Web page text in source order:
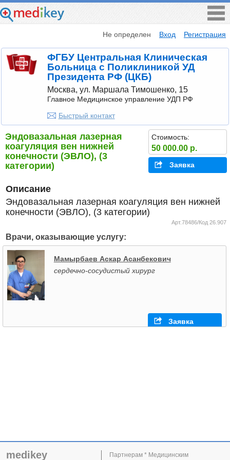
Не определен Вход Регистрация
ФГБУ Центральная Клиническая
Больница с Поликлиникой УД
Президента РФ (ЦКБ)
Москва, ул. Маршала Тимошенко, 15
Главное Медицинское управление УДП РФ
Быстрый контакт
Эндовазальная лазерная
коагуляция вен нижней
конечности (ЭВЛО), (3
категории)
Стоимость:
50 000.00 р.
Заявка
Описание
Эндовазальная лазерная коагуляция вен нижней
Арт.78486/Код 26.907
Врачи, оказывающие услугу:
Мамырбаев Аскар Асанбекович
сердечно-сосудистый хирург
Заявка
medikey
Партнерам * Медицинским